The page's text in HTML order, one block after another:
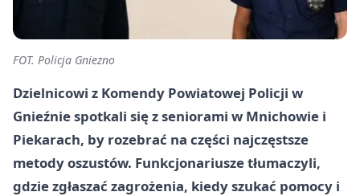
FOT. Policja Gniezno
Dzielnicowi z Komendy Powiatowej Policji w
Gnieźnie spotkali się z seniorami w Mnichowie i
Piekarach, by rozebrać na części najczęstsze
metody oszustów. Funkcjonariusze tłumaczyli,
gdzie zgłaszać zagrożenia, kiedy szukać pomocy i